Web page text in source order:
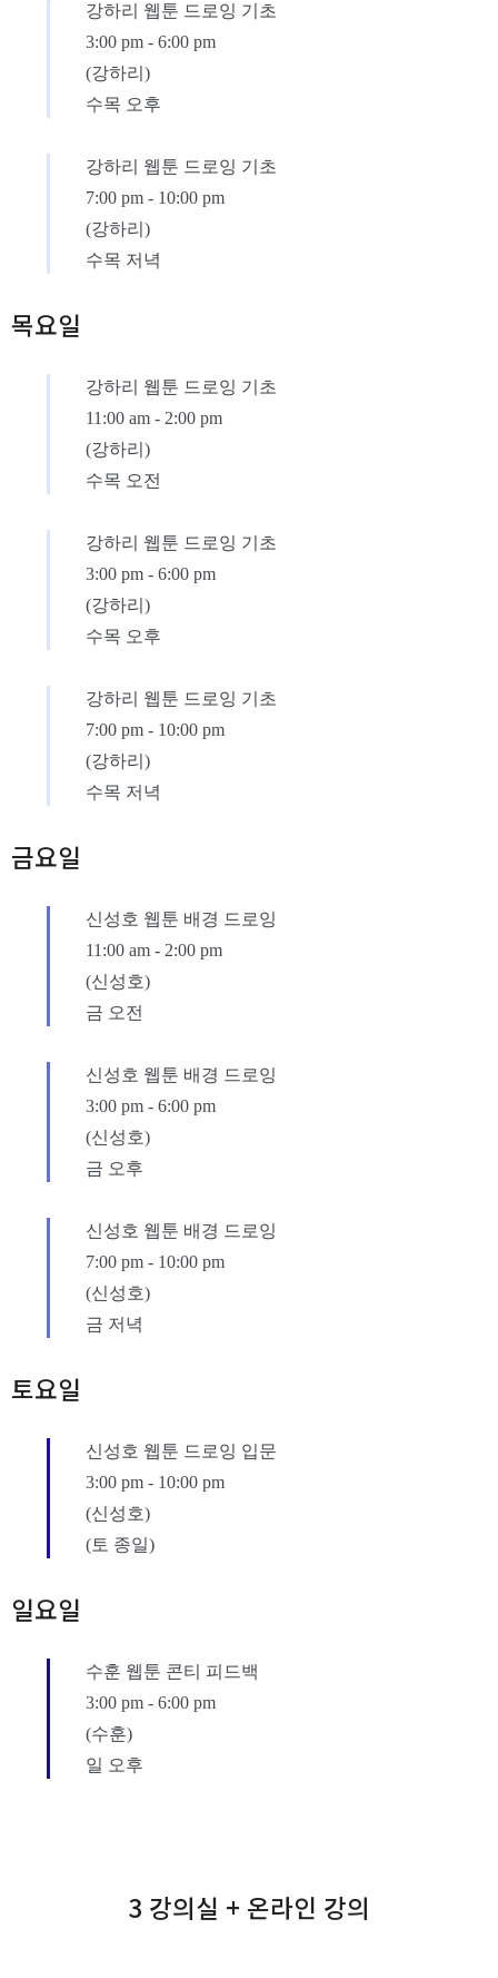
강하리 웹툰 드로잉 기초
3:00 pm - 6:00 pm
(강하리)
수목 오후
강하리 웹툰 드로잉 기초
7:00 pm - 10:00 pm
(강하리)
수목 저녁
목요일
강하리 웹툰 드로잉 기초
11:00 am - 2:00 pm
(강하리)
수목 오전
강하리 웹툰 드로잉 기초
3:00 pm - 6:00 pm
(강하리)
수목 오후
강하리 웹툰 드로잉 기초
7:00 pm - 10:00 pm
(강하리)
수목 저녁
금요일
신성호 웹툰 배경 드로잉
11:00 am - 2:00 pm
(신성호)
금 오전
신성호 웹툰 배경 드로잉
3:00 pm - 6:00 pm
(신성호)
금 오후
신성호 웹툰 배경 드로잉
7:00 pm - 10:00 pm
(신성호)
금 저녁
토요일
신성호 웹툰 드로잉 입문
3:00 pm - 10:00 pm
(신성호)
(토 종일)
일요일
수훈 웹툰 콘티 피드백
3:00 pm - 6:00 pm
(수훈)
일 오후
3 강의실 + 온라인 강의